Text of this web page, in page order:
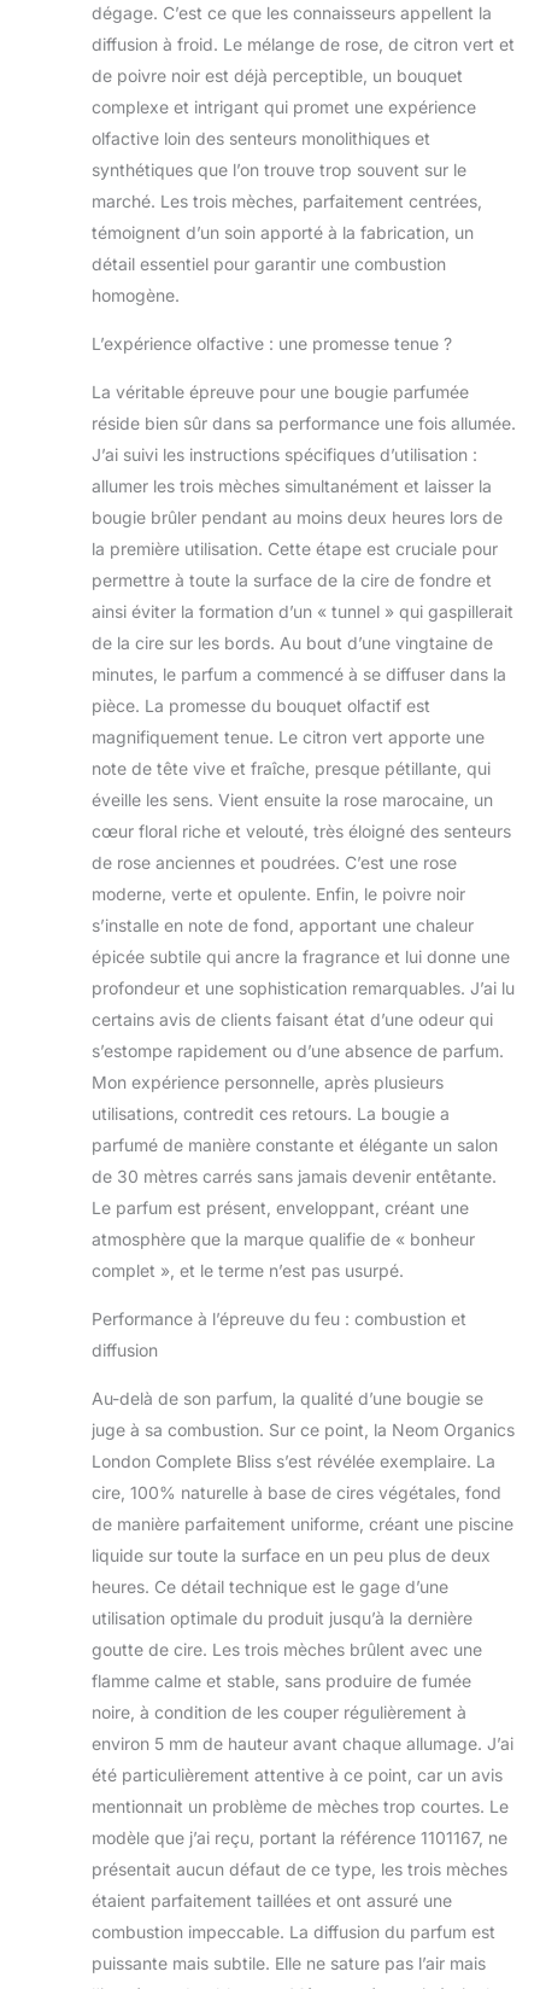
dégage. C’est ce que les connaisseurs appellent la
diffusion à froid. Le mélange de rose, de citron vert et
de poivre noir est déjà perceptible, un bouquet
complexe et intrigant qui promet une expérience
olfactive loin des senteurs monolithiques et
synthétiques que l’on trouve trop souvent sur le
marché. Les trois mèches, parfaitement centrées,
témoignent d’un soin apporté à la fabrication, un
détail essentiel pour garantir une combustion
homogène.
L’expérience olfactive : une promesse tenue ?
La véritable épreuve pour une bougie parfumée
réside bien sûr dans sa performance une fois allumée.
J’ai suivi les instructions spécifiques d’utilisation :
allumer les trois mèches simultanément et laisser la
bougie brûler pendant au moins deux heures lors de
la première utilisation. Cette étape est cruciale pour
permettre à toute la surface de la cire de fondre et
ainsi éviter la formation d’un « tunnel » qui gaspillerait
de la cire sur les bords. Au bout d’une vingtaine de
minutes, le parfum a commencé à se diffuser dans la
pièce. La promesse du bouquet olfactif est
magnifiquement tenue. Le citron vert apporte une
note de tête vive et fraîche, presque pétillante, qui
éveille les sens. Vient ensuite la rose marocaine, un
cœur floral riche et velouté, très éloigné des senteurs
de rose anciennes et poudrées. C’est une rose
moderne, verte et opulente. Enfin, le poivre noir
s’installe en note de fond, apportant une chaleur
épicée subtile qui ancre la fragrance et lui donne une
profondeur et une sophistication remarquables. J’ai lu
certains avis de clients faisant état d’une odeur qui
s’estompe rapidement ou d’une absence de parfum.
Mon expérience personnelle, après plusieurs
utilisations, contredit ces retours. La bougie a
parfumé de manière constante et élégante un salon
de 30 mètres carrés sans jamais devenir entêtante.
Le parfum est présent, enveloppant, créant une
atmosphère que la marque qualifie de « bonheur
complet », et le terme n’est pas usurpé.
Performance à l’épreuve du feu : combustion et
diffusion
Au-delà de son parfum, la qualité d’une bougie se
juge à sa combustion. Sur ce point, la Neom Organics
London Complete Bliss s’est révélée exemplaire. La
cire, 100% naturelle à base de cires végétales, fond
de manière parfaitement uniforme, créant une piscine
liquide sur toute la surface en un peu plus de deux
heures. Ce détail technique est le gage d’une
utilisation optimale du produit jusqu’à la dernière
goutte de cire. Les trois mèches brûlent avec une
flamme calme et stable, sans produire de fumée
noire, à condition de les couper régulièrement à
environ 5 mm de hauteur avant chaque allumage. J’ai
été particulièrement attentive à ce point, car un avis
mentionnait un problème de mèches trop courtes. Le
modèle que j’ai reçu, portant la référence 1101167, ne
présentait aucun défaut de ce type, les trois mèches
étaient parfaitement taillées et ont assuré une
combustion impeccable. La diffusion du parfum est
puissante mais subtile. Elle ne sature pas l’air mais